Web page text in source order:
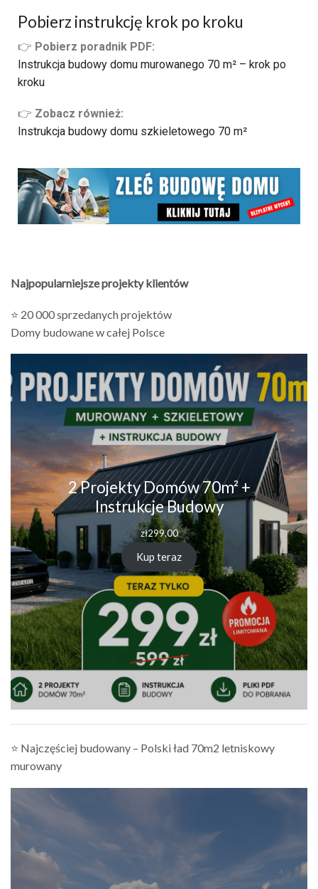
Pobierz instrukcję krok po kroku
👉 Pobierz poradnik PDF:
Instrukcja budowy domu murowanego 70 m² – krok po
kroku
👉 Zobacz również:
Instrukcja budowy domu szkieletowego 70 m²
Najpopularniejsze projekty klientów
⭐ 20 000 sprzedanych projektów
Domy budowane w całej Polsce
2 Projekty Domów 70m² +
Instrukcje Budowy
zł299.00
Kup teraz
⭐ Najczęściej budowany – Polski ład 70m2 letniskowy
murowany